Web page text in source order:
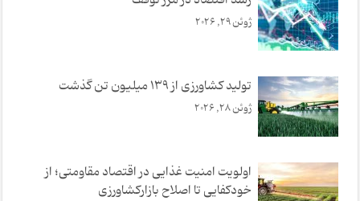
ژوئن 29, 2026
تولید کشاورزی از ۱۳۹ میلیون تن گذشت
ژوئن 28, 2026
اولویت امنیت غذایی در اقتصاد مقاومتی؛ از
خودکفایی تا اصلاح بازارکشاورزی